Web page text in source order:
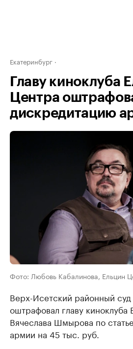
Екатеринбург
Главу киноклуба
Центра
дискредитацию
Фото: Любовь Кабалинова, Ельцин
Верх-Исетский районный суд
оштрафовал главу киноклуба
Вячеслава Шмырова по
армии на 45 тыс. руб.